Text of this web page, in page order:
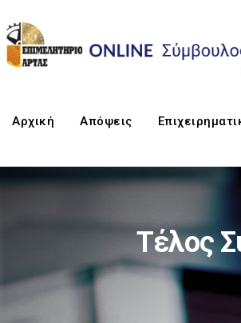
Αρχική Απόψεις
Τέλος